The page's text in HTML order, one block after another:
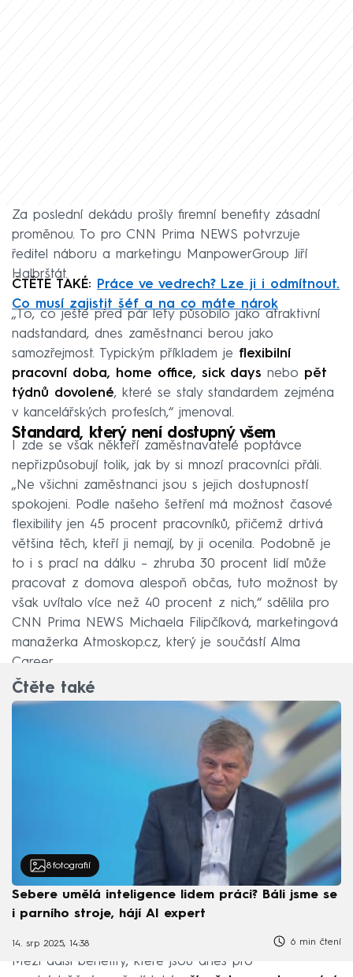
Za poslední dekádu prošly firemní benefity zásadní
proměnou. To pro CNN Prima NEWS potvrzuje
ředitel náboru a marketingu ManpowerGroup Jiří
Halbrštát.
ČTĚTE TAKÉ: Práce ve vedrech? Lze ji i odmítnout.
Co musí zajistit šéf a na co máte nárok
„To, co ještě před pár lety působilo jako atraktivní
nadstandard, dnes zaměstnanci berou jako
samozřejmost. Typickým příkladem je flexibilní
pracovní doba, home office, sick days nebo pět
týdnů dovolené, které se staly standardem zejména
v kancelářských profesích,“ jmenoval.
Standard, který není dostupný všem
I zde se však někteří zaměstnavatelé poptávce
nepřizpůsobují tolik, jak by si mnozí pracovníci přáli.
„Ne všichni zaměstnanci jsou s jejich dostupností
spokojeni. Podle našeho šetření má možnost časové
flexibility jen 45 procent pracovníků, přičemž drtivá
většina těch, kteří ji nemají, by ji ocenila. Podobně je
to i s prací na dálku – zhruba 30 procent lidí může
pracovat z domova alespoň občas, tuto možnost by
však uvítalo více než 40 procent z nich,“ sdělila pro
CNN Prima NEWS Michaela Filipčíková, marketingová
manažerka Atmoskop.cz, který je součástí Alma
Career.
Čtěte také
8 fotografií
Sebere umělá inteligence lidem práci? Báli jsme se
i parního stroje, hájí AI expert
14. srp 2025, 14:38 6 min čtení
Mezi další benefity, které jsou dnes pro